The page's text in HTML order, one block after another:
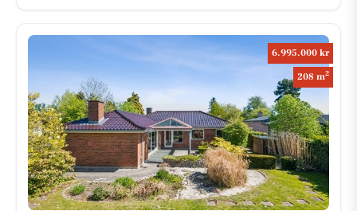
6.995.000 kr
208 m2